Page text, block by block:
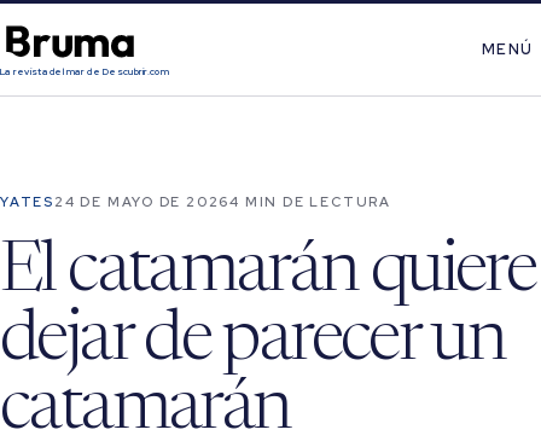
La revista del mar de Descubrir.com
MENÚ
YATES 24 DE MAYO DE 20264 MIN DE LECTURA
El catamarán quiere
dejar de parecer un
catamarán